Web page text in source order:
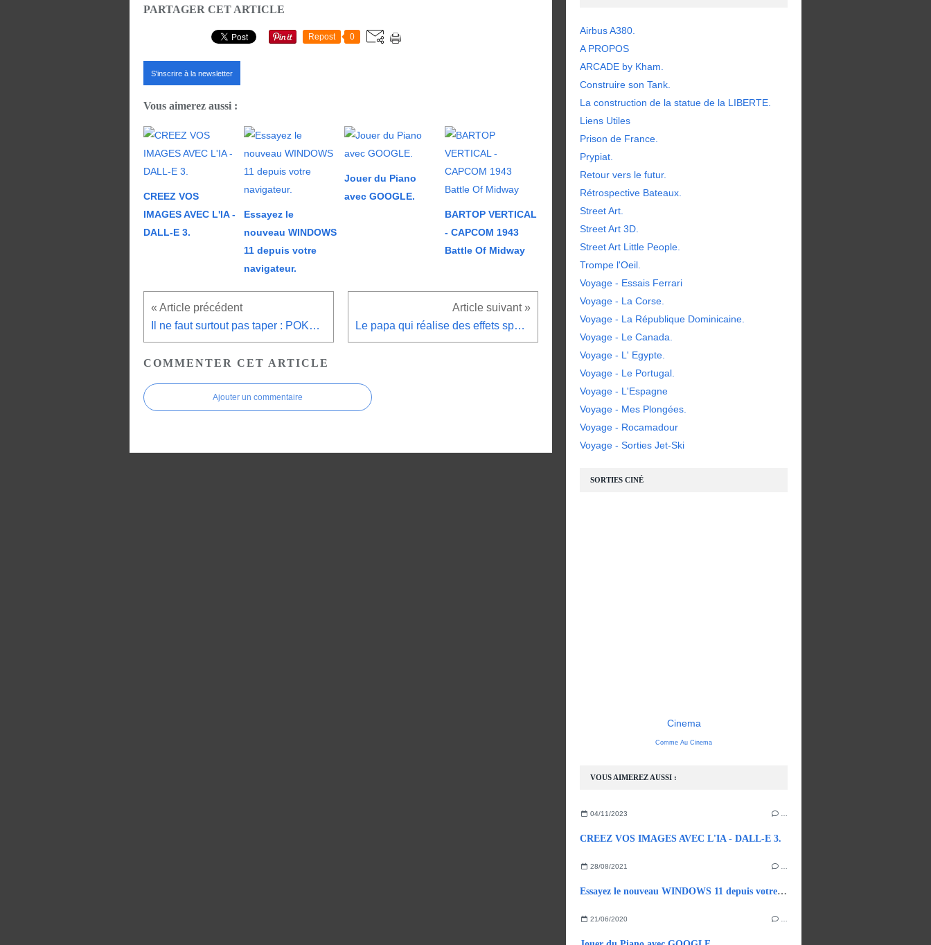
PARTAGER CET ARTICLE
Repost 0
S'inscrire à la newsletter
Vous aimerez aussi :
CREEZ VOS
IMAGES AVEC L'IA -
DALL-E 3.
Essayez le
nouveau WINDOWS
11 depuis votre
navigateur.
Jouer du Piano
avec GOOGLE.
BARTOP VERTICAL
- CAPCOM 1943
Battle Of Midway
Il ne faut surtout pas taper : POKKEN dans Google images. Le papa qui réalise des effets spéciaux avec son fils.
COMMENTER CET ARTICLE
Ajouter un commentaire
VOUS AIMEREZ AUSSI :
04/11/2023
CREEZ VOS IMAGES AVEC L'IA - DALL-E 3.
28/08/2021
Essayez le nouveau WINDOWS 11 depuis votre navigateur.
21/06/2020
Airbus A380.
A PROPOS
ARCADE by Kham.
Construire son Tank.
La construction de la statue de la LIBERTE.
Liens Utiles
Prison de France.
Prypiat.
Retour vers le futur.
Rétrospective Bateaux.
Street Art.
Street Art 3D.
Street Art Little People.
Trompe l'Oeil.
Voyage - Essais Ferrari
Voyage - La Corse.
Voyage - La République Dominicaine.
Voyage - Le Canada.
Voyage - L' Egypte.
Voyage - Le Portugal.
Voyage - L'Espagne
Voyage - Mes Plongées.
Voyage - Rocamadour
Voyage - Sorties Jet-Ski
SORTIES CINÉ
Cinema
Comme Au Cinema